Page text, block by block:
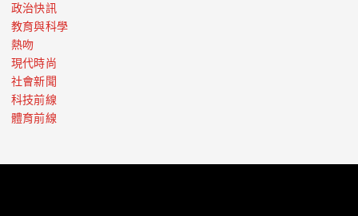
政治快訊
教育與科學
熱吻
現代時尚
社會新聞
科技前線
體育前線